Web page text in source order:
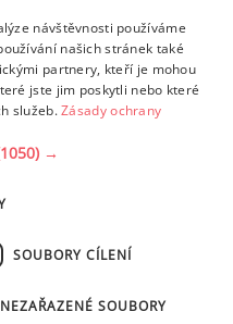
6.64 g
2.57 g
OSOBNÍCH ÚDAJŮ
návštěvnosti používáme
našich stránek také
partnery, kteří je mohou
jste jim poskytli nebo které
služeb.Zásady ochrany
→
SOUBORY CÍLENÍ
NEZAŘAZENÉ SOUBORY